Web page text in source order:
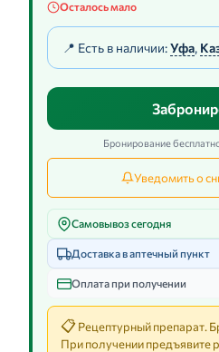
Осталось мало
📍 Есть в наличии:Уфа,
Бронирование
Уведомить о
Самовывоз сегодня
Доставка в аптечный пункт
Оплата при получении
📋Рецептурный препарат.
При получении предъявите